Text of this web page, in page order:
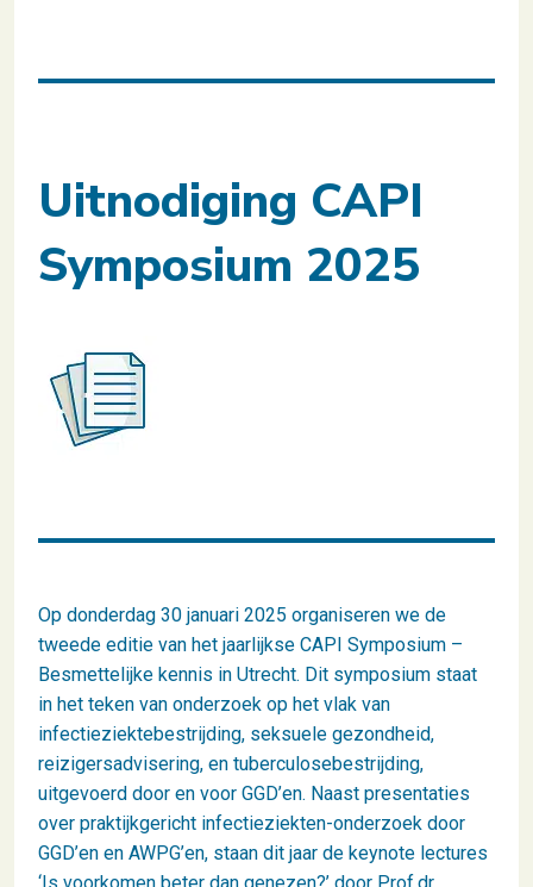
Uitnodiging CAPI
Symposium 2025
Op donderdag 30 januari 2025 organiseren we de
tweede editie van het jaarlijkse CAPI Symposium –
Besmettelijke kennis in Utrecht. Dit symposium staat
in het teken van onderzoek op het vlak van
infectieziektebestrijding, seksuele gezondheid,
reizigersadvisering, en tuberculosebestrijding,
uitgevoerd door en voor GGD’en. Naast presentaties
over praktijkgericht infectieziekten-onderzoek door
GGD’en en AWPG’en, staan dit jaar de keynote lectures